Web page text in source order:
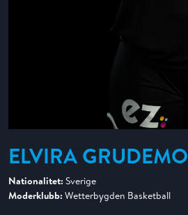
ELVIRA GRUDEMO
Nationalitet: Sverige
Moderklubb: Wetterbygden Basketball